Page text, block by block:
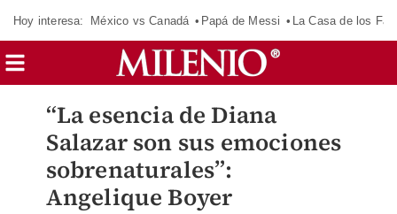
Hoy interesa: México vs Canadá Papá de Messi La Casa de los
“La esencia de Diana
Salazar son sus emociones
sobrenaturales”:
Angelique Boyer